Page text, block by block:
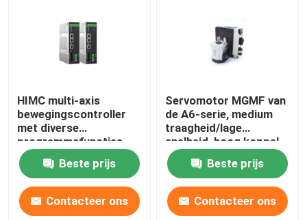
HIMC multi-axis
bewegingscontroller
met diverse
programmafuncties
om aan de behoeften
van industriële
toepassingen te
voldoen.
Beste prijs
Contacteer ons
Servomotor MGMF van
de A6-serie, medium
traagheid/lage
snelheid, hoog koppel,
connectortype,
betrouwbare werking.
Beste prijs
Contacteer ons